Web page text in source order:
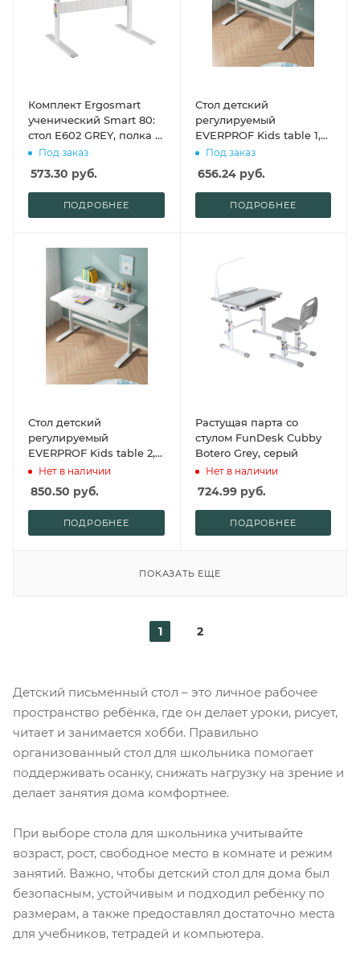
Комплект Ergosmart
ученический Smart 80:
стол E602 GREY, полка к
столу E611 WHITE,
накладка Е511
Под заказ
573.30 руб.
ПОДРОБНЕЕ
Стол детский
регулируемый
EVERPROF Kids table 1,
белый
Под заказ
656.24руб.
ПОДРОБНЕЕ
Стол детский
регулируемый
EVERPROF Kids table 2,
белый
Нет в наличии
850.50 руб.
ПОДРОБНЕЕ
Растущая парта со
стулом FunDesk Cubby
Botero Grey, серый
Нет в наличии
724.99руб.
ПОДРОБНЕЕ
ПОКАЗАТЬ ЕЩЕ
1 2
Детский письменный стол – это личное рабочее
пространство ребёнка, где он делает уроки, рисует,
читает и занимается хобби. Правильно
организованный стол для школьника помогает
поддерживать осанку, снижать нагрузку на зрение и
делает занятия дома комфортнее.
При выборе стола для школьника учитывайте
возраст, рост, свободное место в комнате и режим
занятий. Важно, чтобы детский стол для дома был
безопасным, устойчивым и подходил ребёнку по
размерам, а также предоставлял достаточно места
для учебников, тетрадей и компьютера.